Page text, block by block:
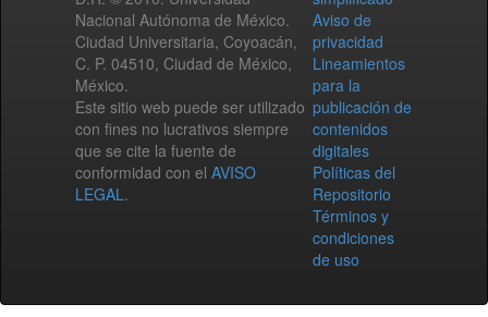
Nacional Autónoma de México.
Ciudad Universitaria, Coyoacán,
C. P. 04510, Ciudad de México,
México.
Este sitio web puede ser utilizado
con fines no lucrativos siempre
que se cite la fuente de
conformidad con el AVISO
LEGAL.
Aviso de
privacidad
Lineamientos
para la
publicación de
contenidos
digitales
Políticas del
Repositorio
Términos y
condiciones
de uso